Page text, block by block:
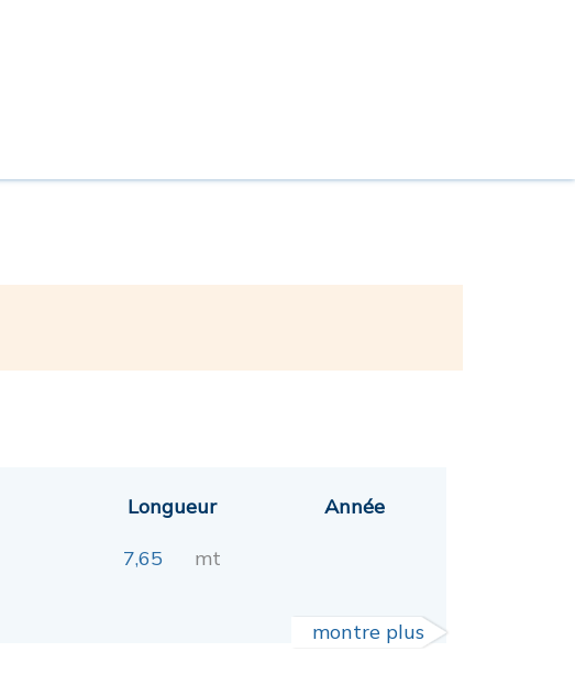
Longueur
7,65 mt
Année
montre plus